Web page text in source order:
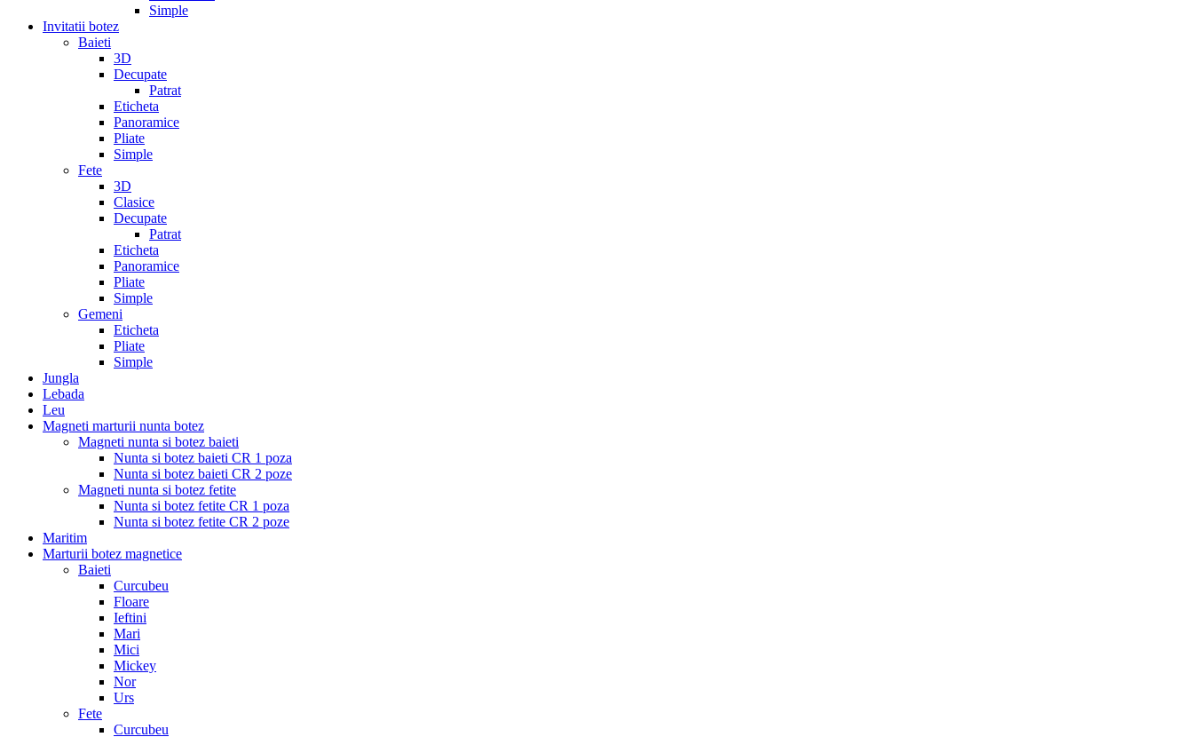
Simple
Invitatii botez
Baieti
3D
Decupate
Patrat
Eticheta
Panoramice
Pliate
Simple
Fete
3D
Clasice
Decupate
Patrat
Eticheta
Panoramice
Pliate
Simple
Gemeni
Eticheta
Pliate
Simple
Jungla
Lebada
Leu
Magneti marturii nunta botez
Magneti nunta si botez baieti
Nunta si botez baieti CR 1 poza
Nunta si botez baieti CR 2 poze
Magneti nunta si botez fetite
Nunta si botez fetite CR 1 poza
Nunta si botez fetite CR 2 poze
Maritim
Marturii botez magnetice
Baieti
Curcubeu
Floare
Ieftini
Mari
Mici
Mickey
Nor
Urs
Fete
Curcubeu